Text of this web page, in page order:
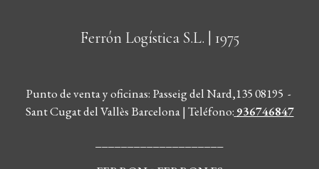
Ferrón Logística S.L. | 1975
Punto de venta y oficinas: Passeig del Nard,135 08195 -
Sant Cugat del Vallès Barcelona | Teléfono: 936746847